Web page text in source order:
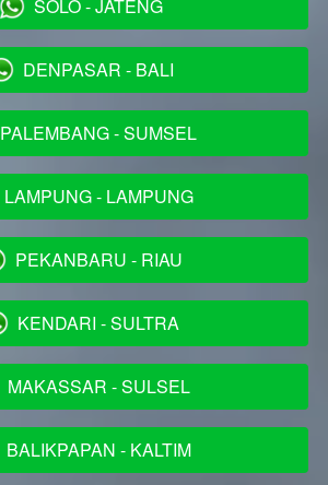
` SOLO - JATENG
DENPASAR - BALI
PALEMBANG - SUMSEL
LAMPUNG - LAMPUNG
PEKANBARU - RIAU
KENDARI - SULTRA
MAKASSAR - SULSEL
BALIKPAPAN - KALTIM